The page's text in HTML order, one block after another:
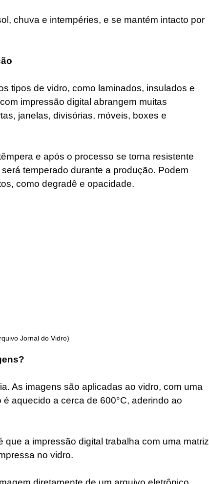
chuva e intempéries, e se mantém intacto por
tipos de vidro, como laminados, insulados e
impressão digital abrangem muitas
janelas, divisórias, móveis, boxes e
e após o processo se torna resistente
temperado durante a produção. Podem
como degradê e opacidade.
Jornal do Vidro)
As imagens são aplicadas ao vidro, com uma
aquecido a cerca de 600°C, aderindo ao
que a impressão digital trabalha com uma matriz
no vidro.